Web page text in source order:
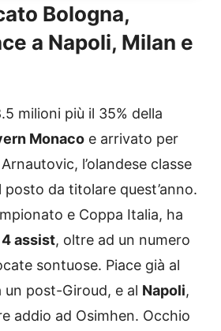
Bologna,
a Napoli, Milan e
milioni più il 35% della
Monaco e arrivato per
l’olandese classe
posto da titolare quest’anno.
e Coppa Italia, ha
assist, oltre ad un numero
sontuose. Piace già al
un post-Giroud, e al Napoli,
addio ad Osimhen. Occhio